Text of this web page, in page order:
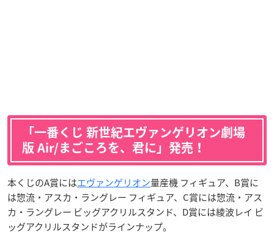
「一番くじ 新世紀エヴァンゲリオン劇場
版 Air/まごころを、君に」発売！
本くじのA賞にはエヴァンゲリオン量産機 フィギュア、B賞に
は惣流・アスカ・ラングレー フィギュア、C賞には惣流・アス
カ・ラングレー ビッグアクリルスタンド、D賞には綾波レイ ビ
ッグアクリルスタンドがラインナップ。